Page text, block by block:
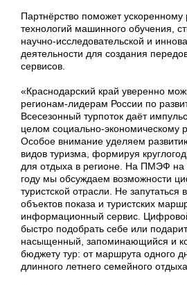
Партнёрство поможет ускоренному
технологий машинного обучения,
научно-исследовательской и
деятельности для создания
сервисов.
«Краснодарский край уверенно
регионам-лидерам России по
Всесезонный турпоток даёт
целом социально-экономическому
Особое внимание уделяем
видов туризма, формируя
для отдыха в регионе. На ПМЭФ на
году мы обсуждаем возможности
туристской отрасли. Не запутаться
объектов показа и туристских
информационный сервис.
быстро подобрать себе или
насыщенный, запоминающийся и
бюджету тур: от маршрута одного
длинного летнего семейного